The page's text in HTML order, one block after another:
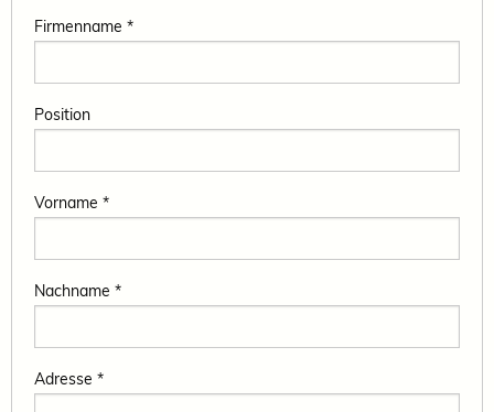
Firmenname *
Position
Vorname *
Nachname *
Adresse *